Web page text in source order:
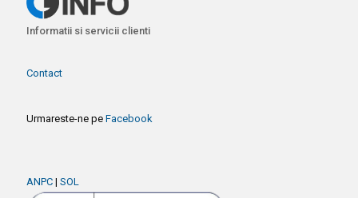
Informatii si servicii clienti
Contact
Urmareste-ne pe Facebook
ANPC | SOL